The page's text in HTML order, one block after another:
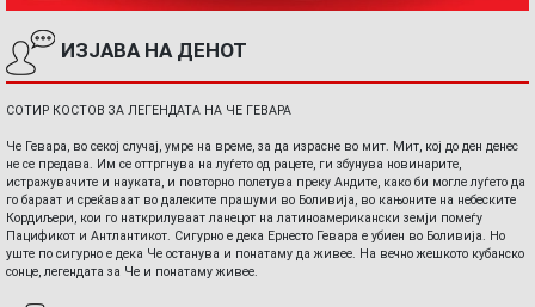
ИЗЈАВА НА ДЕНОТ
СОТИР КОСТОВ ЗА ЛЕГЕНДАТА НА ЧЕ ГЕВАРА
Че Гевара, во секој случај, умре на време, за да израсне во мит. Мит, кој до ден денес
не се предава. Им се оттргнува на луѓето од рацете, ги збунува новинарите,
истражувачите и науката, и повторно полетува преку Андите, како би могле луѓето да
го бараат и среќаваат во далеките прашуми во Боливија, во кањоните на небеските
Кордиљери, кои го наткрилуваат ланецот на латиноамерикански земји помеѓу
Пацификот и Антлантикот. Сигурно е дека Ернесто Гевара е убиен во Боливија. Но
уште по сигурно е дека Че останува и понатаму да живее. На вечно жешкото кубанско
сонце, легендата за Че и понатаму живее.